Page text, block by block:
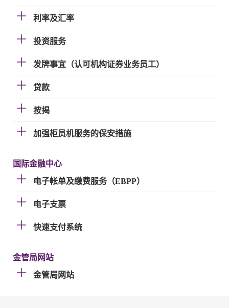
利率及汇率
投资服务
发牌事宜（认可机构证券业务员工）
贷款
按揭
加强柜员机服务的保安措施
国际金融中心
电子帐单及缴费服务（EBPP）
电子支票
快速支付系统
金管局网站
金管局网站